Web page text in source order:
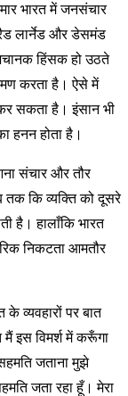
भारत में जनसंचार
लार्नेड और डेसमंड
हिंसक हो उठते
करता है। ऐसे में
सकता है। इंसान भी
हनन होता है।
संचार और तौर
तक कि व्यक्ति को दूसरे
है। हालाँकि भारत
निकटता आमतौर
व्यवहारों पर बात
इस विमर्श में करूँगा
जताना मुझे
जता रहा हूँ। मेरा